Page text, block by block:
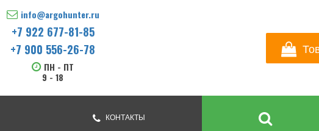
info@argohunter.ru
+7 922 677-81-85
+7 900 556-26-78
ПН - ПТ
9 - 18
КОНТАКТЫ